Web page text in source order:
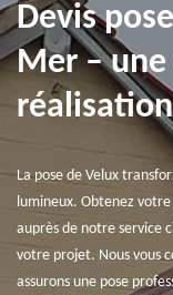
Devis
Mer –
La pose de Velux
lumineux. Obtenez
auprès de notre service
votre projet. Nous vous
assurons une pose